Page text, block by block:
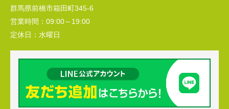
群馬県前橋市箱田町345-6
営業時間： 09:00～19:00
定休日： 水曜日